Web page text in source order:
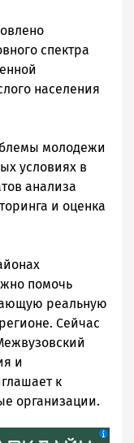
спектра
населения
молодежи
условиях в
анализа
и оценка
помочь
реальную
Сейчас
и
к
организации.